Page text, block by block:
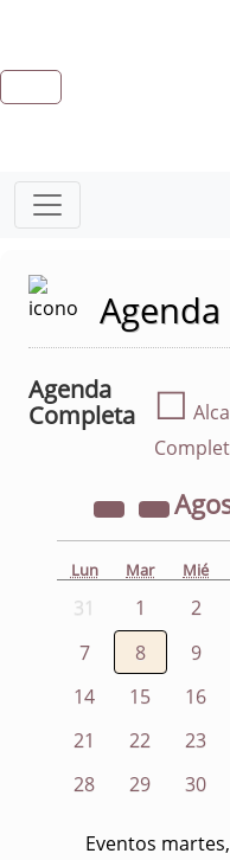
Agenda
Completa
☐
Lun Mar Mié
31 1 2
7
8 9
14
15 16
21
22 23
28
29 30
Eventos